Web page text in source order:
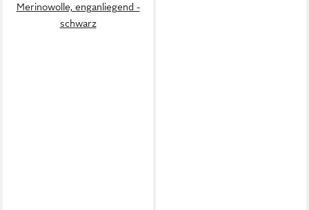
Merinowolle, enganliegend -
schwarz